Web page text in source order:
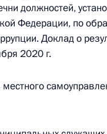
в Российской
267-ФЗ
«О
должностей,
Федерации, по
Доклад о
2020 г.